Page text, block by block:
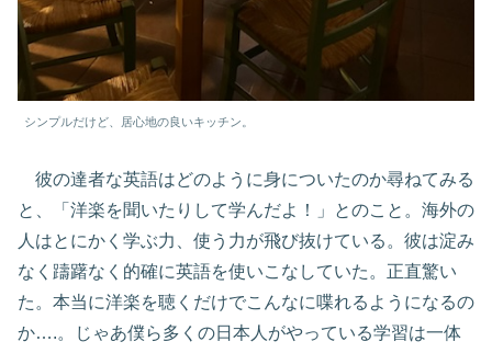
シンプルだけど、居心地の良いキッチン。
彼の達者な英語はどのように身についたのか尋ねてみる
と、「洋楽を聞いたりして学んだよ！」とのこと。海外の
人はとにかく学ぶ力、使う力が飛び抜けている。彼は淀み
なく躊躇なく的確に英語を使いこなしていた。正直驚い
た。本当に洋楽を聴くだけでこんなに喋れるようになるの
か….。じゃあ僕ら多くの日本人がやっている学習は一体